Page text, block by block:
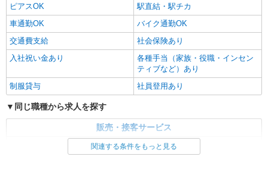
ピアスOK
駅直結・駅チカ
車通勤OK
バイク通勤OK
交通費支給
社会保険あり
入社祝い金あり
各種手当（家族・役職・インセン
ティブなど）あり
制服貸与
社員登用あり
同じ職種から求人を探す
販売・接客サービス
関連する条件をもっと見る